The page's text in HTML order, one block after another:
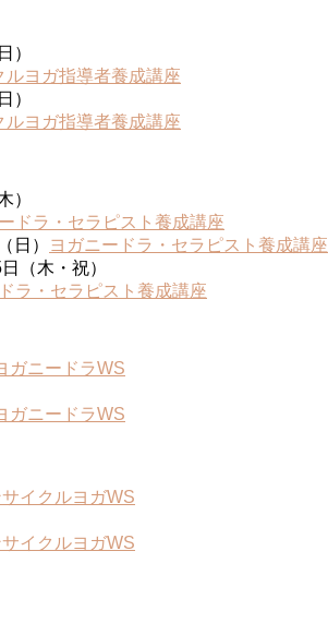
）
ルヨガ指導者養成講座
）
ルヨガ指導者養成講座
）
ドラ・セラピスト養成講座
日）
ヨガニードラ・セラピスト養成講座
（木・祝）
ラ・セラピスト養成講座
ガニードラWS
ガニードラWS
サイクルヨガWS
サイクルヨガWS